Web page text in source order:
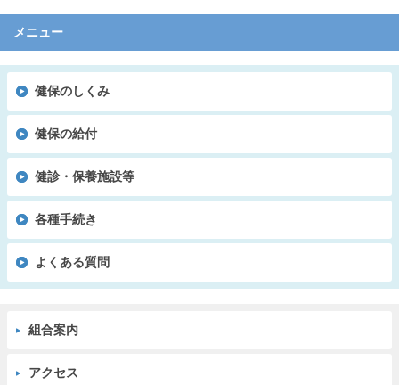
メニュー
健保のしくみ
健保の給付
健診・保養施設等
各種手続き
よくある質問
組合案内
アクセス